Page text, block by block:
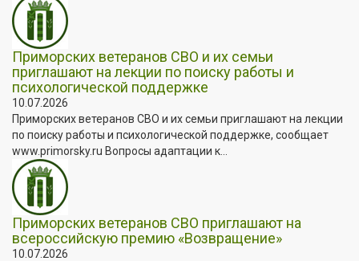
Приморских ветеранов СВО и их семьи
приглашают на лекции по поиску работы и
психологической поддержке
10.07.2026
Приморских ветеранов СВО и их семьи приглашают на лекции
по поиску работы и психологической поддержке, сообщает
www.primorsky.ru Вопросы адаптации к...
Приморских ветеранов СВО приглашают на
всероссийскую премию «Возвращение»
10.07.2026